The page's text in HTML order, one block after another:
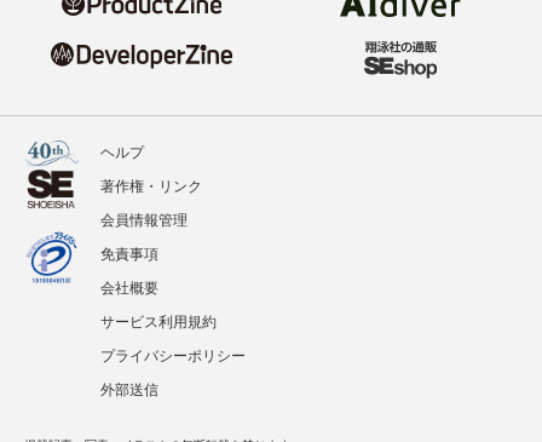
ヘルプ
著作権・リンク
会員情報管理
免責事項
会社概要
サービス利用規約
プライバシーポリシー
外部送信